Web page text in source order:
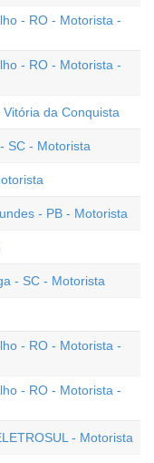
- RO - Motorista -
- RO - Motorista -
da Conquista
SC - Motorista
- PB - Motorista
- SC - Motorista
- RO - Motorista -
- RO - Motorista -
- Motorista